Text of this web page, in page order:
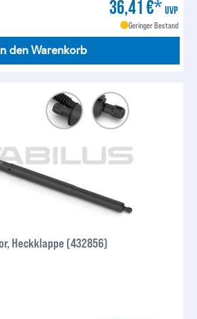
36,41 €* UVP
Geringer Bestand
den Warenkorb
Heckklappe (432856)